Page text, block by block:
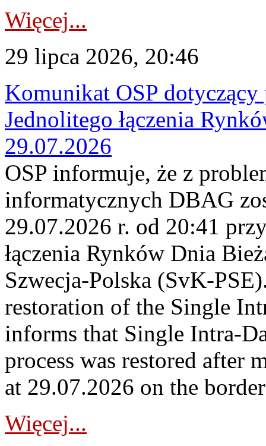
Więcej...
29 lipca 2026, 20:46
Komunikat OSP
Jednolitego łączenia
29.07.2026
OSP informuje, że z
informatycznych DBAG
29.07.2026 r. od 20:41
łączenia Rynków Dnia
Szwecja-Polska (SvK-
restoration of the Single
informs that Single Intra-
process was restored after
at 29.07.2026 on the
Więcej...